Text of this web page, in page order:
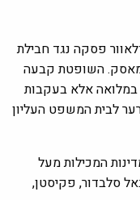
פסקה נגד חבילת
מאסק. השופטת קבעה
אלא בעקבות
לבית המשפט העליון
שנת בחירות גדולה עבור 76 מדינות המכילות מעל
סלבדור, פקיסטן,